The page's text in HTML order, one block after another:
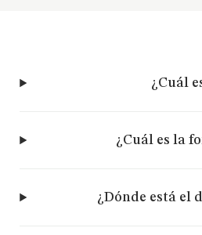
¿Cuál
¿Cuál es la
¿Dónde está el